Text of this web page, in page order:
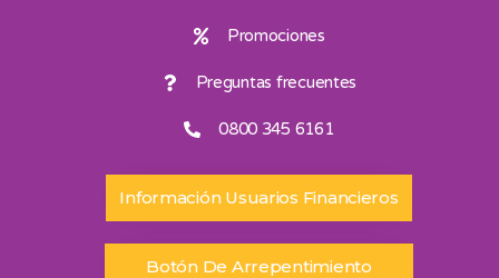
Promociones
Preguntas frecuentes
0800 345 6161
Información Usuarios Financieros
Botón De Arrepentimiento